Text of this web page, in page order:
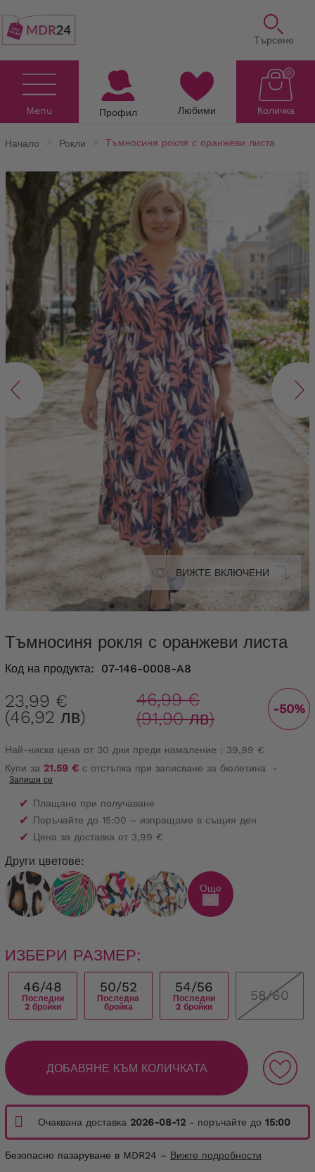
Търсене
Menu Профил Любими Количка
0
Начало Рокли Тъмносиня рокля с оранжеви листа
ВИЖТЕ ВКЛЮЧЕНИ
Тъмносиня рокля с оранжеви листа
Код на продукта: 07-146-0008-A8
23,99 €
(46,92 лв)
46,99 €
(91,90 лв)
-50%
Най-ниска цена от 30 дни преди намаление : 39,99 €
Купи за 21.59 € с отстъпка при записване за бюлетина -
Запиши се
✔ Плащане при получаване
✔ Поръчайте до 15:00 – изпращаме в същия ден
✔ Цена за доставка от 3,99 €
Други цветове:
Още
ИЗБЕРИ РАЗМЕР:
46/48
Последни
2 бройки
50/52
Последна
бройка
54/56
Последни
2 бройки
58/60
ДОБАВЯНЕ КЪМ КОЛИЧКАТА
Очаквана доставка 2026-08-12 - поръчайте до 15:00
Безопасно пазаруване в MDR24 – Вижте подробности